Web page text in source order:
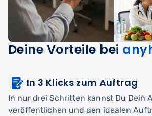
Deine Vorteile bei
In 3 Klicks zum Auftrag
In nur drei Schritten kannst Du Dein
veröffentlichen und den idealen